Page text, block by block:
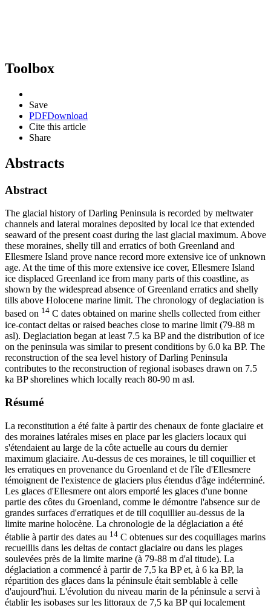
Toolbox
Save
PDFDownload
Cite this article
Share
Abstracts
Abstract
The glacial history of Darling Peninsula is recorded by meltwater
channels and lateral moraines deposited by local ice that extended
seaward of the present coast during the last glacial maximum. Above
these moraines, shelly till and erratics of both Greenland and
Ellesmere Island prove nance record more extensive ice of unknown
age. At the time of this more extensive ice cover, Ellesmere Island
ice displaced Greenland ice from many parts of this coastline, as
shown by the widespread absence of Greenland erratics and shelly
tills above Holocene marine limit. The chronology of deglaciation is
based on 14 C dates obtained on marine shells collected from either
ice-contact deltas or raised beaches close to marine limit (79-88 m
asl). Deglaciation began at least 7.5 ka BP and the distribution of ice
on the peninsula was similar to present conditions by 6.0 ka BP. The
reconstruction of the sea level history of Darling Peninsula
contributes to the reconstruction of regional isobases drawn on 7.5
ka BP shorelines which locally reach 80-90 m asl.
Résumé
La reconstitution a été faite à partir des chenaux de fonte glaciaire et
des moraines latérales mises en place par les glaciers locaux qui
s'étendaient au large de la côte actuelle au cours du dernier
maximum glaciaire. Au-dessus de ces moraines, le till coquillier et
les erratiques en provenance du Groenland et de l'île d'Ellesmere
témoignent de l'existence de glaciers plus étendus d'âge indéterminé.
Les glaces d'Ellesmere ont alors emporté les glaces d'une bonne
partie des côtes du Groenland, comme le démontre l'absence sur de
grandes surfaces d'erratiques et de till coquillier au-dessus de la
limite marine holocène. La chronologie de la déglaciation a été
établie à partir des dates au 14 C obtenues sur des coquillages marins
recueillis dans les deltas de contact glaciaire ou dans les plages
soulevées près de la limite marine (à 79-88 m d'al titude). La
déglaciation a commencé à partir de 7,5 ka BP et, à 6 ka BP, la
répartition des glaces dans la péninsule était semblable à celle
d'aujourd'hui. L'évolution du niveau marin de la péninsule a servi à
établir les isobases sur les littoraux de 7,5 ka BP qui localement